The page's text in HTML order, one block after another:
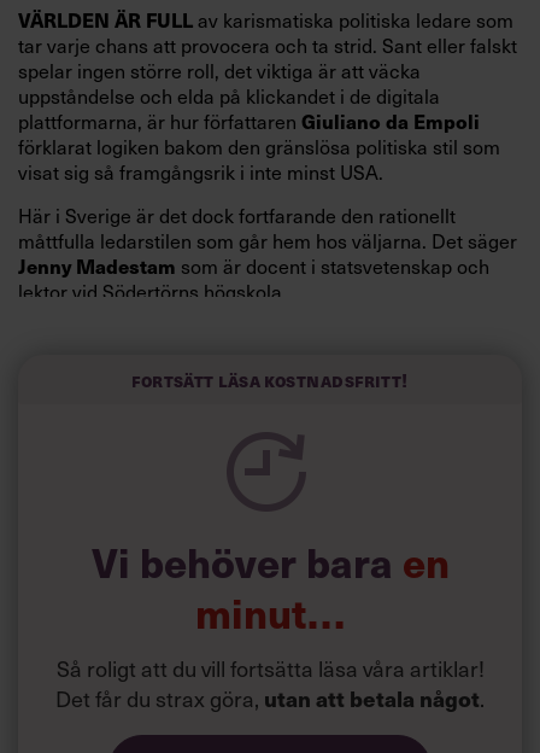
VÄRLDEN ÄR FULLav karismatiska politiska ledare som
tar varje chans att provocera och ta strid. Sant eller falskt
spelar ingen större roll, det viktiga är att väcka
uppståndelse och elda på klickandet i de digitala
plattformarna, är hur författaren Giuliano da Empoli
förklarat logiken bakom den gränslösa politiska stil som
visat sig så framgångsrik i inte minst USA.
Här i Sverige är det dock fortfarande den rationellt
måttfulla ledarstilen som går hem hos väljarna. Det säger
Jenny Madestam som är docent i statsvetenskap och
lektor vid Södertörns högskola.
kompetenta och stå med båda fötterna på jorden. Hellre
spelevink i högklackat, är hur jag brukar sammanfatta de
önskningar som svenskarna för fram i undersökningar.”
Siri Wikander: ”Led som i
början av pandemin”
Fortsätt läsa kostnadsfritt!
Vi behöver bara en
minut…
Så roligt att du vill fortsätta läsa våra artiklar!
Det får du strax göra, utan att betala något.